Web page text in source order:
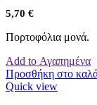
5,70 €
Πορτοφόλια μονά.
Add to Αγαπημένα
Προσθήκη στο
Quick view